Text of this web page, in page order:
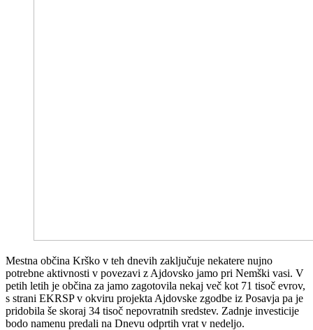
Mestna občina Krško v teh dnevih zaključuje nekatere nujno
potrebne aktivnosti v povezavi z Ajdovsko jamo pri Nemški vasi. V
petih letih je občina za jamo zagotovila nekaj več kot 71 tisoč evrov,
s strani EKRSP v okviru projekta Ajdovske zgodbe iz Posavja pa je
pridobila še skoraj 34 tisoč nepovratnih sredstev. Zadnje investicije
bodo namenu predali na Dnevu odprtih vrat v nedeljo.